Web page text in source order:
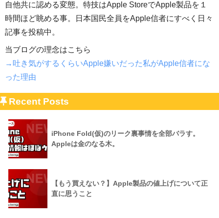
自他共に認める変態。特技はApple StoreでApple製品を１
時間ほど眺める事。日本国民全員をApple信者にすべく日々
記事を投稿中。
当ブログの理念はこちら
→吐き気がするくらいApple嫌いだった私がApple信者にな
った理由
Recent Posts
iPhone Fold(仮)のリーク裏事情を全部バラす。
Appleは金のなる木。
【もう買えない？】Apple製品の値上げについて正
直に思うこと